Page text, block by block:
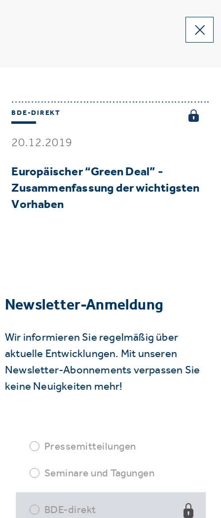
BDE-DIREKT
20.12.2019
Europäischer “Green Deal” -
Zusammenfassung der wichtigsten
Vorhaben
Newsletter-Anmeldung
Wir informieren Sie regelmäßig über
aktuelle Entwicklungen. Mit unseren
Newsletter-Abonnements verpassen Sie
keine Neuigkeiten mehr!
Pressemitteilungen
Seminare und Tagungen
BDE-direkt